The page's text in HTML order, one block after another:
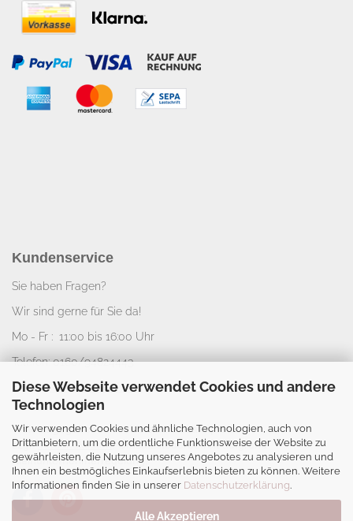
Diese Webseite verwendet Cookies und andere
Technologien
Wir verwenden Cookies und ähnliche Technologien, auch von
Drittanbietern, um die ordentliche Funktionsweise der Website zu
gewährleisten, die Nutzung unseres Angebotes zu analysieren und
Ihnen ein bestmögliches Einkaufserlebnis bieten zu können. Weitere
Informationen finden Sie in unserer Datenschutzerklärung.
Alle Akzeptieren
Kundenservice
Sie haben Fragen?
Wir sind gerne für Sie da!
Mo - Fr : 11:00 bis 16:00 Uhr
Telefon: 0160/94824443
E-Mail:info@nice-deko.de
*Alle angegebenen Preise sind Gesamtpreise
zzgl. Versandkosten. Umsatzsteuerbefreit aufgrund
Kleinunternehmerregelung.